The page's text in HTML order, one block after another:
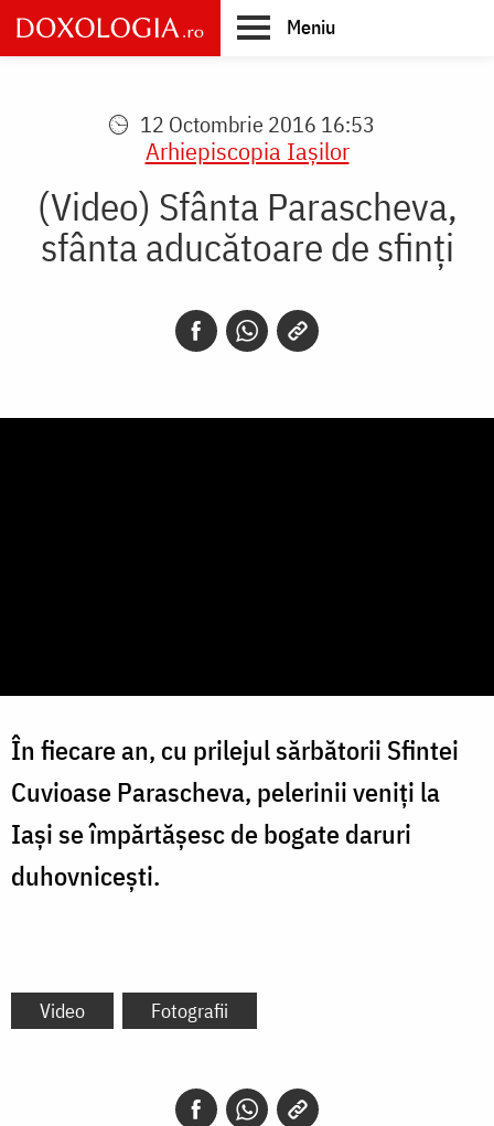
Skip
to
main
Meniu
12 Octombrie 2016 16:53
Arhiepiscopia Iaşilor
(Video) Sfânta Parascheva,
sfânta aducătoare de sfinți
În fiecare an, cu prilejul sărbătorii Sfintei
Cuvioase Parascheva, pelerinii veniți la
Iași se împărtăşesc de bogate daruri
duhovniceşti.
Video Fotografii